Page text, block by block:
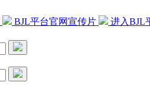
BJL平台官网宣传片 进入BJL